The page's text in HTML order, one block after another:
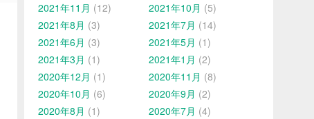
2021年11月 (12) 2021年10月 (5)
2021年8月 (3) 2021年7月 (14)
2021年6月 (3) 2021年5月 (1)
2021年3月 (1) 2021年1月 (2)
2020年12月 (1) 2020年11月 (8)
2020年10月 (6) 2020年9月 (2)
2020年8月 (1) 2020年7月 (4)